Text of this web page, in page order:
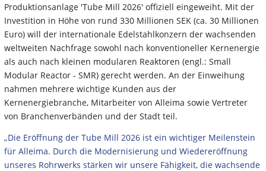
Produktionsanlage 'Tube Mill 2026' offiziell eingeweiht. Mit der
Investition in Höhe von rund 330 Millionen SEK (ca. 30 Millionen
Euro) will der internationale Edelstahlkonzern der wachsenden
weltweiten Nachfrage sowohl nach konventioneller Kernenergie
als auch nach kleinen modularen Reaktoren (engl.: Small
Modular Reactor - SMR) gerecht werden. An der Einweihung
nahmen mehrere wichtige Kunden aus der
Kernenergiebranche, Mitarbeiter von Alleima sowie Vertreter
von Branchenverbänden und der Stadt teil.
„Die Eröffnung der Tube Mill 2026 ist ein wichtiger Meilenstein
für Alleima. Durch die Modernisierung und Wiedereröffnung
unseres Rohrwerks stärken wir unsere Fähigkeit, die wachsende